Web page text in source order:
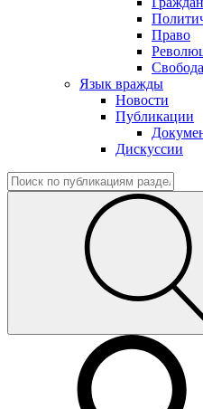
Право
Язык вражды
Новости
Публикации
Дискуссии